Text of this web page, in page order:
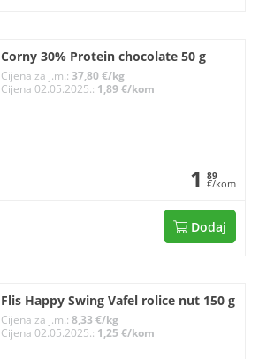
Corny 30% Protein chocolate 50 g
Cijena za j.m.: 37,80 €/kg
Cijena 02.05.2025.: 1,89 €/kom
1 89
€/kom
Dodaj
Flis Happy Swing Vafel rolice nut 150 g
Cijena za j.m.: 8,33 €/kg
Cijena 02.05.2025.: 1,25 €/kom